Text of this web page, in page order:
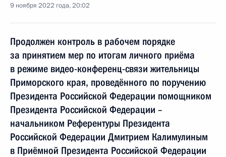
9 ноября 2022 года, 20:02
Продолжен контроль в рабочем порядке
за принятием мер по итогам личного приёма
в режиме видео-конференц-связи жительницы
Приморского края, проведённого по поручению
Президента Российской Федерации помощником
Президента Российской Федерации –
начальником Референтуры Президента
Российской Федерации Дмитрием Калимулиным
в Приёмной Президента Российской Федерации